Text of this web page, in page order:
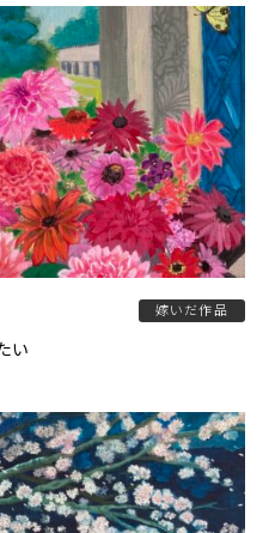
嫁いだ作品
い